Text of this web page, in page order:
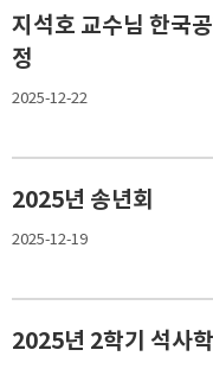
지석호 교수님 한국
정
2025-12-22
2025년 송년회
2025-12-19
2025년 2학기 석사